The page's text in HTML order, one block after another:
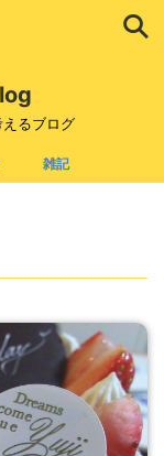
るブログ
雑記